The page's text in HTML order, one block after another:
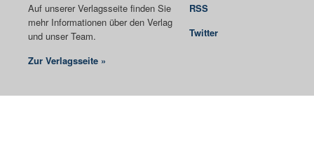
Auf unserer Verlagsseite finden Sie
mehr Informationen über den Verlag
und unser Team.
Zur Verlagsseite »
RSS
Twitter